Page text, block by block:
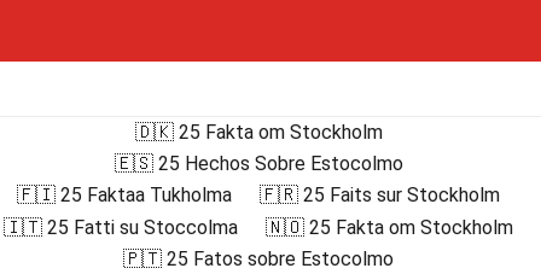
🇩🇰 25 Fakta om Stockholm
🇪🇸 25 Hechos Sobre Estocolmo
🇫🇮 25 Faktaa Tukholma
🇫🇷 25 Faits sur Stockholm
🇮🇹 25 Fatti su Stoccolma
🇳🇴 25 Fakta om Stockholm
🇵🇹 25 Fatos sobre Estocolmo